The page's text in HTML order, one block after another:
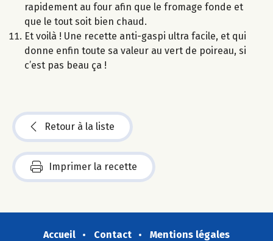
rapidement au four afin que le fromage fonde et
que le tout soit bien chaud.
Et voilà ! Une recette anti-gaspi ultra facile, et qui
donne enfin toute sa valeur au vert de poireau, si
c’est pas beau ça !
Retour à la liste
Imprimer la recette
Accueil Contact
Mentions légales